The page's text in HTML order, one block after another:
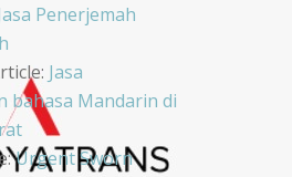
Penerjemah
Jasa
bahasa Mandarin di
Urgent Sworn